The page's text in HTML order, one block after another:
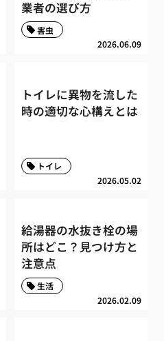
業者の選び方
2026.06.09
害虫
トイレに異物を流した
時の適切な心構えとは
2026.05.02
トイレ
給湯器の水抜き栓の場
所はどこ？見つけ方と
注意点
2026.02.09
生活